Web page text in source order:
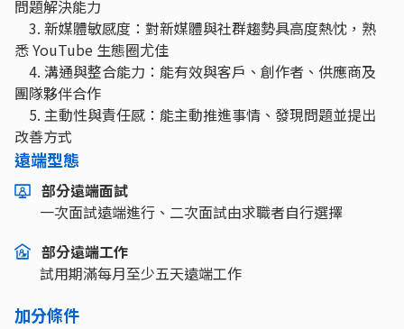
問題解決能力
3. 新媒體敏感度：對新媒體與社群趨勢具高度熱忱，熟
悉 YouTube 生態圈尤佳
4. 溝通與整合能力：能有效與客戶、創作者、供應商及
團隊夥伴合作
5. 主動性與責任感：能主動推進事情、發現問題並提出
改善方式
遠端型態
部分遠端面試
一次面試遠端進行、二次面試由求職者自行選擇
部分遠端工作
試用期滿每月至少五天遠端工作
加分條件